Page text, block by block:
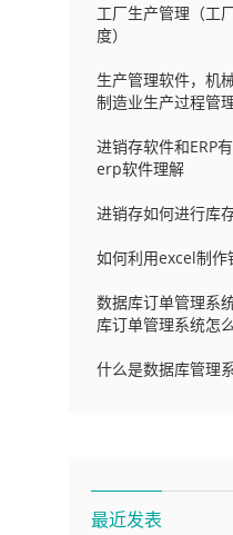
工厂生产管理（工
度）
生产管理软件，机
制造业生产过程管
进销存软件和ERP
erp软件理解
进销存如何进行库
如何利用excel制作
数据库订单管理系
库订单管理系统怎
什么是数据库管理
最近发表